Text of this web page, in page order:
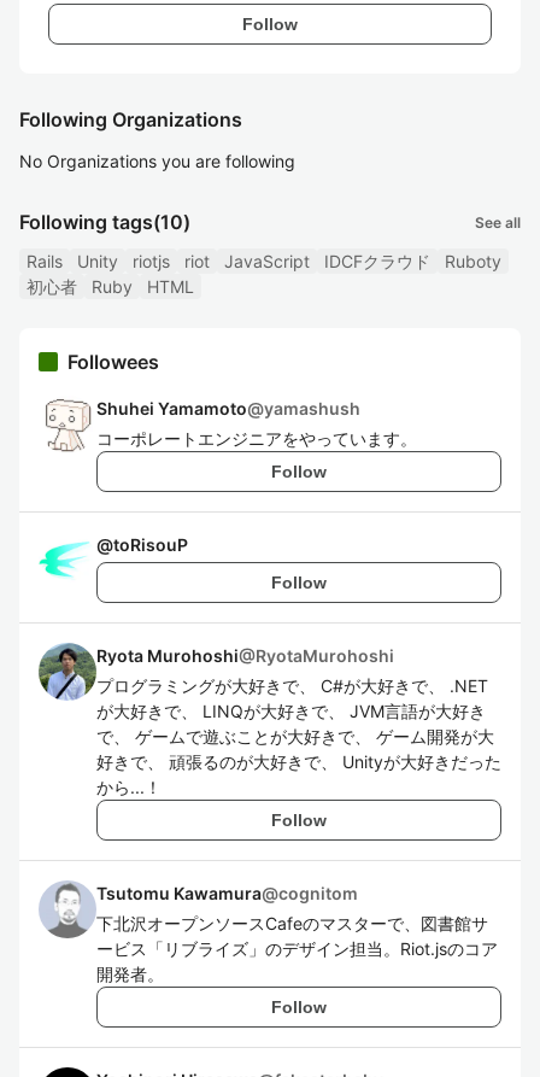
Follow
Following Organizations
No Organizations you are following
Following tags(10) See all
Rails Unity riotjs riot JavaScript IDCFクラウド
Ruboty
初心者
Ruby HTML
Followees
Shuhei Yamamoto@yamashush
コーポレートエンジニアをやっています。
Follow
@toRisouP
Follow
Ryota Murohoshi@RyotaMurohoshi
プログラミングが大好きで、 C#が大好きで、 .NET
が大好きで、 LINQが大好きで、 JVM言語が大好き
で、 ゲームで遊ぶことが大好きで、 ゲーム開発が大
好きで、 頑張るのが大好きで、 Unityが大好きだった
から...！
Follow
Tsutomu Kawamura@cognitom
下北沢オープンソースCafeのマスターで、図書館サ
ービス「リブライズ」のデザイン担当。Riot.jsのコア
開発者。
Follow